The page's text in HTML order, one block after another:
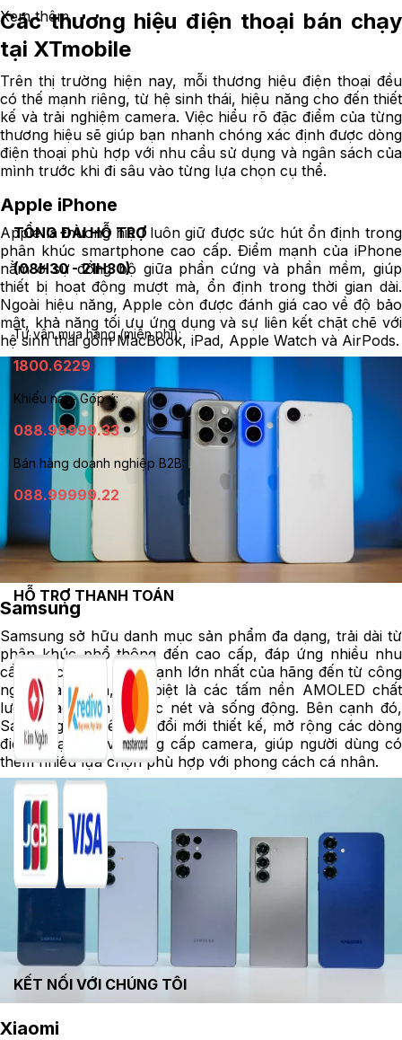
Các thương hiệu điện thoại bán chạy
tại XTmobile
Trên thị trường hiện nay, mỗi thương hiệu điện thoại đều
có thế mạnh riêng, từ hệ sinh thái, hiệu năng cho đến thiết
kế và trải nghiệm camera. Việc hiểu rõ đặc điểm của từng
thương hiệu sẽ giúp bạn nhanh chóng xác định được dòng
điện thoại phù hợp với nhu cầu sử dụng và ngân sách của
mình trước khi đi sâu vào từng lựa chọn cụ thể.
Apple iPhone
Apple là thương hiệu luôn giữ được sức hút ổn định trong
phân khúc smartphone cao cấp. Điểm mạnh của iPhone
nằm ở sự đồng bộ giữa phần cứng và phần mềm, giúp
thiết bị hoạt động mượt mà, ổn định trong thời gian dài.
Ngoài hiệu năng, Apple còn được đánh giá cao về độ bảo
mật, khả năng tối ưu ứng dụng và sự liên kết chặt chẽ với
hệ sinh thái gồm MacBook, iPad, Apple Watch và AirPods.
Samsung
Samsung sở hữu danh mục sản phẩm đa dạng, trải dài từ
phân khúc phổ thông đến cao cấp, đáp ứng nhiều nhu
cầu khác nhau. Thế mạnh lớn nhất của hãng đến từ công
nghệ màn hình, đặc biệt là các tấm nền AMOLED chất
lượng cao, hiển thị sắc nét và sống động. Bên cạnh đó,
Samsung còn liên tục đổi mới thiết kế, mở rộng các dòng
điện thoại gập và nâng cấp camera, giúp người dùng có
thêm nhiều lựa chọn phù hợp với phong cách cá nhân.
Xiaomi
Xem thêm
TỔNG ĐÀI HỖ TRỢ
(08H30 - 21H30)
Tư vấn mua hàng (miễn phí):
1800.6229
Khiếu nại - Góp ý:
088.99999.33
Bán hàng doanh nghiệp B2B:
088.99999.22
HỖ TRỢ THANH TOÁN
KẾT NỐI VỚI CHÚNG TÔI